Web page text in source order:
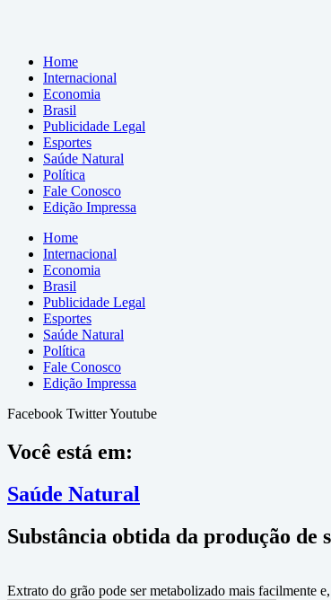
Home
Internacional
Economia
Brasil
Publicidade Legal
Esportes
Saúde Natural
Política
Fale Conosco
Edição Impressa
Home
Internacional
Economia
Brasil
Publicidade Legal
Esportes
Saúde Natural
Política
Fale Conosco
Edição Impressa
Facebook TwitterYoutube
Você está em:
Saúde Natural
Substância obtida da produção de
Extrato do grão pode ser metabolizado mais facilmente